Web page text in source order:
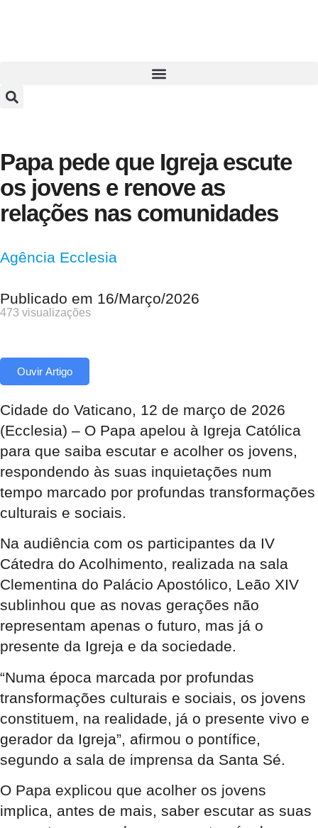
Papa pede que Igreja escute
os jovens e renove as
relações nas comunidades
Agência Ecclesia
Publicado em 16/Março/2026
473 visualizações
Ouvir Artigo
Cidade do Vaticano, 12 de março de 2026
(Ecclesia) – O Papa apelou à Igreja Católica
para que saiba escutar e acolher os jovens,
respondendo às suas inquietações num
tempo marcado por profundas transformações
culturais e sociais.
Na audiência com os participantes da IV
Cátedra do Acolhimento, realizada na sala
Clementina do Palácio Apostólico, Leão XIV
sublinhou que as novas gerações não
representam apenas o futuro, mas já o
presente da Igreja e da sociedade.
“Numa época marcada por profundas
transformações culturais e sociais, os jovens
constituem, na realidade, já o presente vivo e
gerador da Igreja”, afirmou o pontífice,
segundo a sala de imprensa da Santa Sé.
O Papa explicou que acolher os jovens
implica, antes de mais, saber escutar as suas